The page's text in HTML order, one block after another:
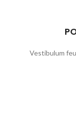
Vestibulum